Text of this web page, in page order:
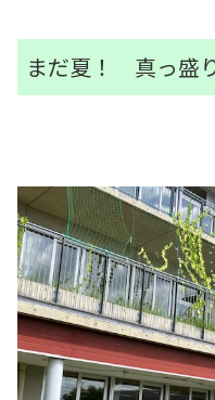
まだ夏！ 真っ盛